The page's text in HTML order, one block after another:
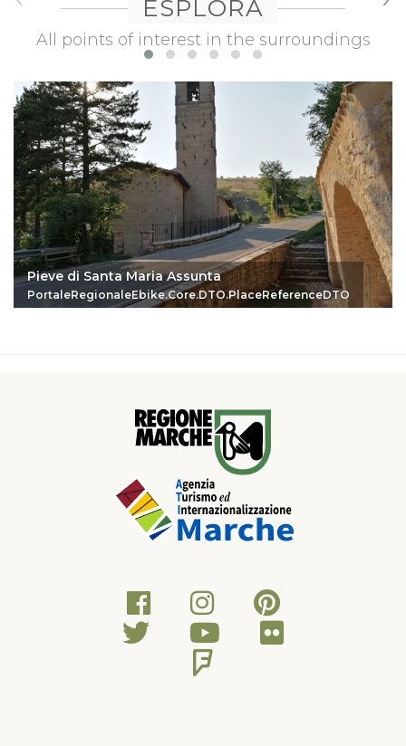
ESPLORA
All points of interest in the surroundings
Pieve di Santa Maria Assunta
PortaleRegionaleEbike.Core.DTO.PlaceReferenceDTO